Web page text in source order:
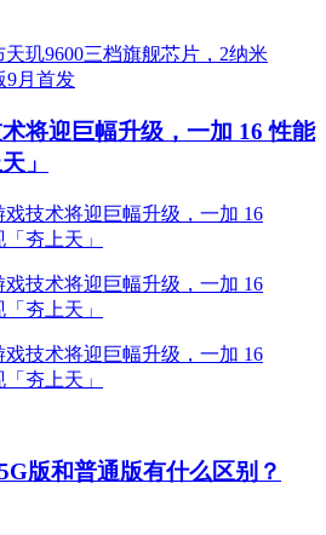
将迎巨幅升级，一加 16 性能
」
版和普通版有什么区别？